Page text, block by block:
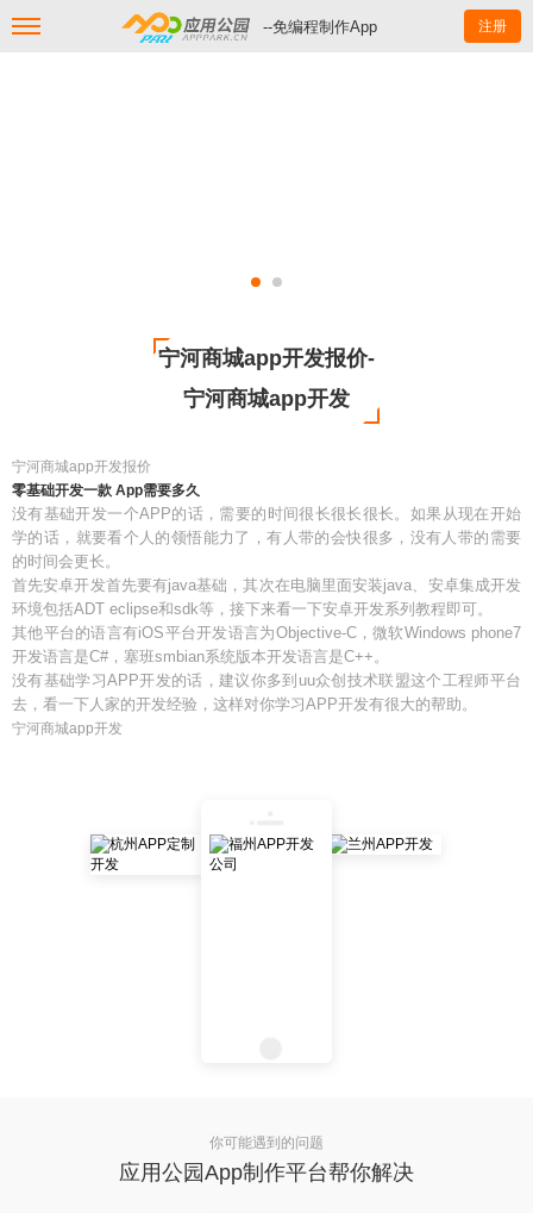
--免编程制作App 注册
宁河商城app开发报价-
宁河商城app开发
宁河商城app开发报价
零基础开发一款 App需要多久
没有基础开发一个APP的话，需要的时间很长很长很长。如果从现在开始
学的话，就要看个人的领悟能力了，有人带的会快很多，没有人带的需要
的时间会更长。
首先安卓开发首先要有java基础，其次在电脑里面安装java、安卓集成开发
环境包括ADT eclipse和sdk等，接下来看一下安卓开发系列教程即可。
其他平台的语言有iOS平台开发语言为Objective-C，微软Windows phone7
开发语言是C#，塞班smbian系统版本开发语言是C++。
没有基础学习APP开发的话，建议你多到uu众创技术联盟这个工程师平台
去，看一下人家的开发经验，这样对你学习APP开发有很大的帮助。
宁河商城app开发
你可能遇到的问题
应用公园App制作平台帮你解决